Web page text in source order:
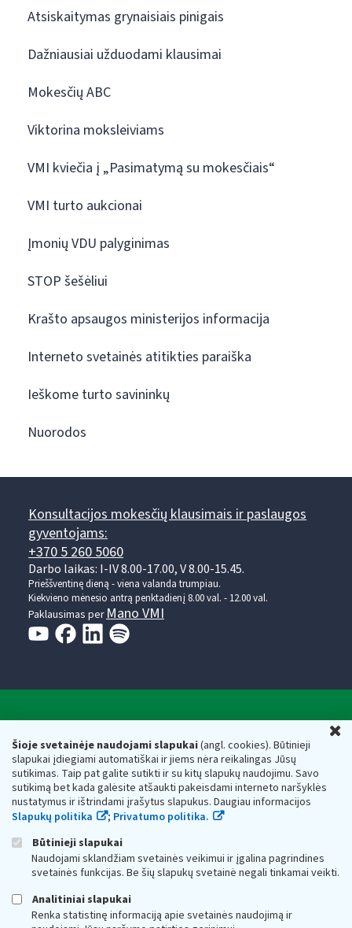
Šioje svetainėje naudojami slapukai(angl. cookies). Būtinieji
slapukai įdiegiami automatiškai ir jiems nėra reikalingas Jūsų
sutikimas. Taip pat galite sutikti ir su kitų slapukų naudojimu. Savo
sutikimą bet kada galėsite atšaukti pakeisdami interneto naršyklės
nustatymus ir ištrindami įrašytus slapukus. Daugiau informacijos
Slapukų politika
; Privatumo politika.
Būtinieji slapukai
Naudojami sklandžiam svetainės veikimui ir įgalina pagrindines
svetainės funkcijas. Be šių slapukų svetainė negali tinkamai veikti.
Analitiniai slapukai
Renka statistinę informaciją apie svetainės naudojimą ir
Atsiskaitymas grynaisiais pinigais
Dažniausiai užduodami klausimai
Mokesčių ABC
Viktorina moksleiviams
VMI kviečia į „Pasimatymą su mokesčiais“
VMI turto aukcionai
Įmonių VDU palyginimas
STOP šešėliui
Krašto apsaugos ministerijos informacija
Interneto svetainės atitikties paraiška
Ieškome turto savininkų
Nuorodos
Konsultacijos mokesčių klausimais ir paslaugos
gyventojams:
+370 5 260 5060
Darbo laikas: I-IV 8.00-17.00, V 8.00-15.45.
Prieššventinę dieną - viena valanda trumpiau.
Kiekvieno mėnesio antrą penktadienį 8.00 val. - 12.00 val.
Paklausimas perMano VMI
Valstybinė mokesčių inspekcija prie Lietuvos
Respublikos finansų ministerijos
Biudžetinė įstaiga. Juridinio asmens kodas — 188659752,
adresas: Vasario 16-osios g. 14, 01107 Vilnius, Lietuva, el.paštas:
vmi@vmi.lt , E. pristatymo dėžutės adresas 188659752
Duomenys apie Valstybinę mokesčių inspekciją prie Lietuvos
Respublikos finansų ministerijos kaupiami ir saugomi Juridinių